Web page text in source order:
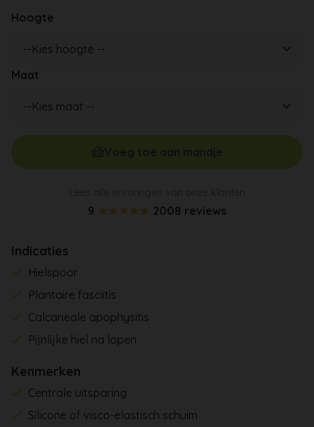
Hoogte
Maat
9 2008 reviews
Indicaties
Hielspoor
Plantaire fasciitis
Calcaneale apophysitis
Pijnlijke hiel na lopen
Kenmerken
Centrale uitsparing
Silicone of visco-elastisch schuim